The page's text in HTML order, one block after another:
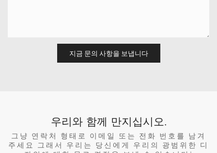
지금 문의 사항을 보냅니다
우리와 함께 만지십시오.
그냥 연락처 형태로 이메일 또는 전화 번호를 남겨
주세요 그래서 우리는 당신에게 우리의 광범위한 디